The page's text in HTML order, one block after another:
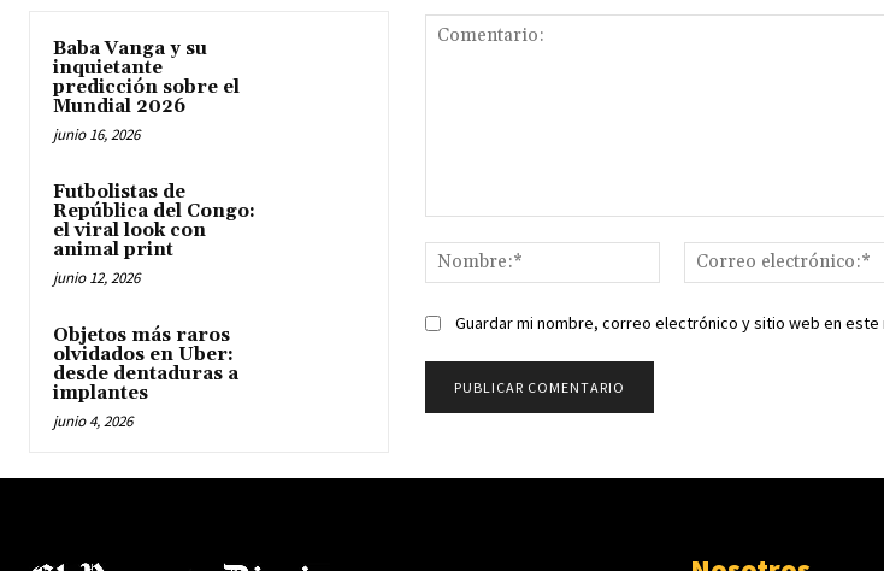
Baba Vanga y su
inquietante
predicción sobre el
Mundial 2026
junio 16, 2026
Futbolistas de
República del Congo:
el viral look con
animal print
junio 12, 2026
Objetos más raros
olvidados en Uber:
desde dentaduras a
implantes
junio 4, 2026
Nombre:*
Guardar mi nombre, correo electrónico y sitio web en